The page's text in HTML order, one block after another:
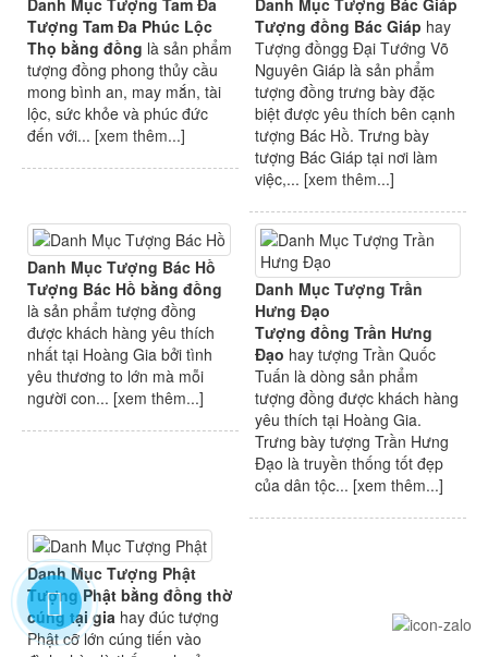
Danh Mục Tượng Tam Đa
Tượng Tam Đa Phúc Lộc
Thọ bằng đồng là sản phẩm
tượng đồng phong thủy cầu
mong bình an, may mắn, tài
lộc, sức khỏe và phúc đức
đến với... [xem thêm...]
Danh Mục Tượng Bác Giáp
Tượng đồng Bác Giáp hay
Tượng đồngg Đại Tướng Võ
Nguyên Giáp là sản phẩm
tượng đồng trưng bày đặc
biệt được yêu thích bên cạnh
tượng Bác Hồ. Trưng bày
tượng Bác Giáp tại nơi làm
việc,... [xem thêm...]
Danh Mục Tượng Bác Hồ
Tượng Bác Hồ bằng đồng
là sản phẩm tượng đồng
được khách hàng yêu thích
nhất tại Hoàng Gia bởi tình
yêu thương to lớn mà mỗi
người con... [xem thêm...]
Danh Mục Tượng Trần
Hưng Đạo
Tượng đồng Trần Hưng
Đạo hay tượng Trần Quốc
Tuấn là dòng sản phẩm
tượng đồng được khách hàng
yêu thích tại Hoàng Gia.
Trưng bày tượng Trần Hưng
Đạo là truyền thống tốt đẹp
của dân tộc... [xem thêm...]
Danh Mục Tượng Phật
Tượng Phật bằng đồng thờ
cúng tại gia hay đúc tượng
Phật cỡ lớn cúng tiến vào